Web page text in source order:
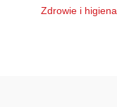
Zdrowie i higiena